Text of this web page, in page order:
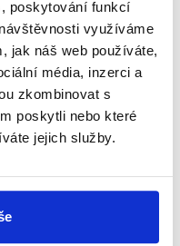
poskytování funkcí
využíváme
jak náš web používáte,
média, inzerci a
zkombinovat s
poskytli nebo které
jejich služby.
události
našich
naši